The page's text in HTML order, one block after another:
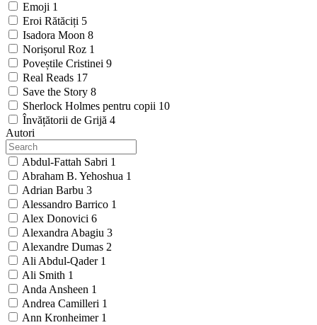
Emoji 1
Eroi Rătăciți 5
Isadora Moon 8
Norișorul Roz 1
Poveștile Cristinei 9
Real Reads 17
Save the Story 8
Sherlock Holmes pentru copii 10
Învățătorii de Grijă 4
Autori
Abdul-Fattah Sabri 1
Abraham B. Yehoshua 1
Adrian Barbu 3
Alessandro Barrico 1
Alex Donovici 6
Alexandra Abagiu 3
Alexandre Dumas 2
Ali Abdul-Qader 1
Ali Smith 1
Anda Ansheen 1
Andrea Camilleri 1
Ann Kronheimer 1